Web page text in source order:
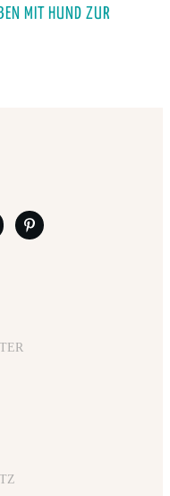
MIT HUND ZUR